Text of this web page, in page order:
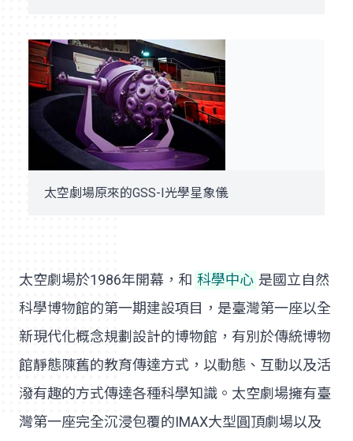
太空劇場原來的GSS-I光學星象儀
太空劇場於1986年開幕，和 科學中心 是國立自然
科學博物館的第一期建設項目，是臺灣第一座以全
新現代化概念規劃設計的博物館，有別於傳統博物
館靜態陳舊的教育傳達方式，以動態、互動以及活
潑有趣的方式傳達各種科學知識。太空劇場擁有臺
灣第一座完全沉浸包覆的IMAX大型圓頂劇場以及